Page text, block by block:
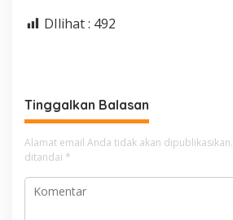
DIlihat : 492
Tinggalkan Balasan
Alamat email Anda tidak akan dipublikasikan.
ditandai *